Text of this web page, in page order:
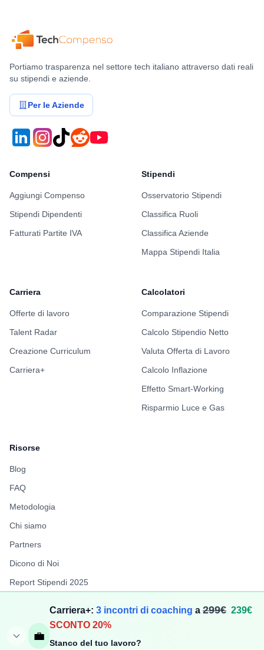
💼
Carriera+: 3 incontri di coaching a 299€ 239€
SCONTO 20%
Stanco del tuo lavoro?
Portiamo trasparenza nel settore tech italiano attraverso dati reali
su stipendi e aziende.
Per le Aziende
Compensi
Aggiungi Compenso
Stipendi Dipendenti
Fatturati Partite IVA
Stipendi
Osservatorio Stipendi
Classifica Ruoli
Classifica Aziende
Mappa Stipendi Italia
Carriera
Offerte di lavoro
Talent Radar
Creazione Curriculum
Carriera+
Calcolatori
Comparazione Stipendi
Calcolo Stipendio Netto
Valuta Offerta di Lavoro
Calcolo Inflazione
Effetto Smart-Working
Risparmio Luce e Gas
Risorse
Blog
FAQ
Metodologia
Chi siamo
Partners
Dicono di Noi
Report Stipendi 2025